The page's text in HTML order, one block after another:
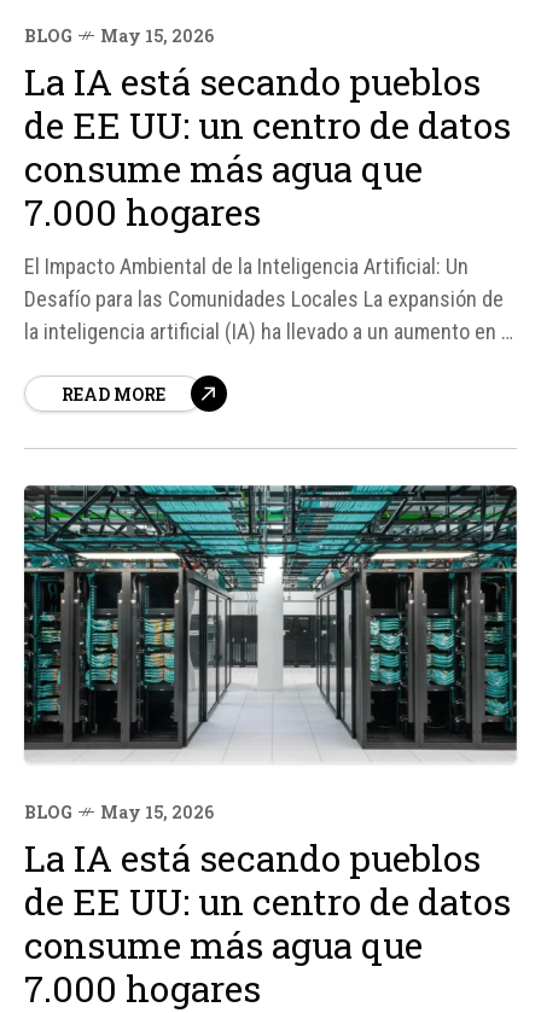
BLOG May 15, 2026
La IA está secando pueblos
de EE UU: un centro de datos
consume más agua que
7.000 hogares
El Impacto Ambiental de la Inteligencia Artificial: Un
Desafío para las Comunidades Locales La expansión de
la inteligencia artificial (IA) ha llevado a un aumento en la
servicios como los chatbots y la nube empresarial. Sin
READ MORE
BLOG May 15, 2026
La IA está secando pueblos
de EE UU: un centro de datos
consume más agua que
7.000 hogares